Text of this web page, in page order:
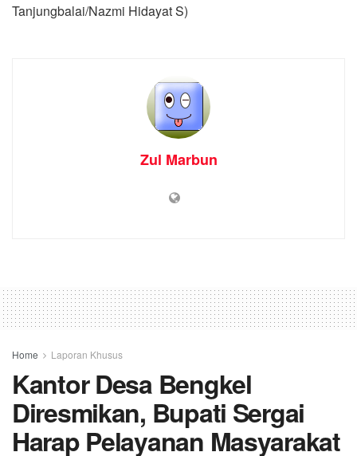
Tanjungbalai/Nazmi Hidayat S)
Zul Marbun
Home Laporan Khusus
Kantor Desa Bengkel
Diresmikan, Bupati Sergai
Harap Pelayanan Masyarakat